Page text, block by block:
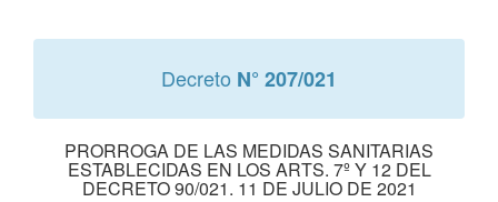
Decreto N° 207/021
PRORROGA DE LAS MEDIDAS SANITARIAS
ESTABLECIDAS EN LOS ARTS. 7º Y 12 DEL
DECRETO 90/021. 11 DE JULIO DE 2021